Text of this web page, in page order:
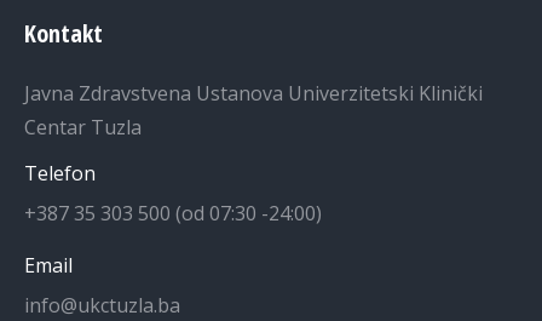
Kontakt
Javna Zdravstvena Ustanova Univerzitetski Klinički
Centar Tuzla
Telefon
+387 35 303 500 (od 07:30 -24:00)
Email
info@ukctuzla.ba